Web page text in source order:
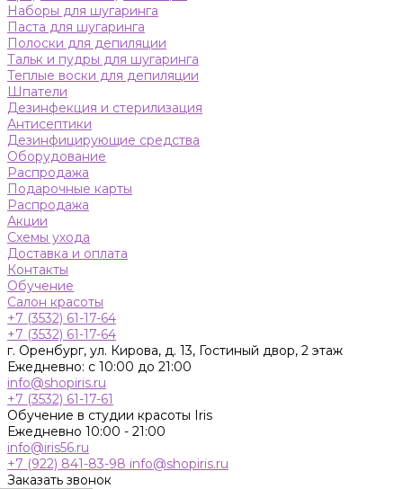
Наборы для шугаринга
Паста для шугаринга
Полоски для депиляции
Тальк и пудры для шугаринга
Теплые воски для депиляции
Шпатели
Дезинфекция и стерилизация
Антисептики
Дезинфицирующие средства
Оборудование
Распродажа
Подарочные карты
Распродажа
Акции
Схемы ухода
Доставка и оплата
Контакты
Обучение
Салон красоты
+7 (3532) 61-17-64
+7 (3532) 61-17-64
г. Оренбург, ул. Кирова, д. 13, Гостиный двор, 2 этаж
Ежедневно: с 10:00 до 21:00
info@shopiris.ru
+7 (3532) 61-17-61
Обучение в студии красоты Iris
Ежедневно 10:00 - 21:00
info@iris56.ru
+7 (922) 841-83-98 info@shopiris.ru
Заказать звонок